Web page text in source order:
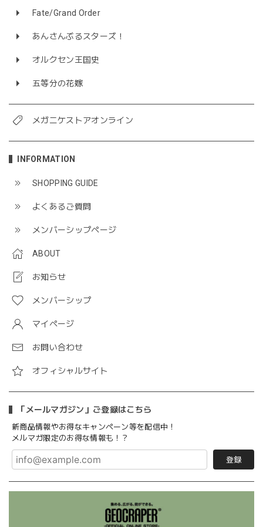
Fate/Grand Order
あんさんぶるスターズ！
オルクセン王国史
五等分の花嫁
メガニケストアオンライン
INFORMATION
SHOPPING GUIDE
よくあるご質問
メンバーシップページ
ABOUT
お知らせ
メンバーシップ
マイページ
お問い合わせ
オフィシャルサイト
「メールマガジン」ご登録はこちら
新商品情報やお得なキャンペーン等を配信中！
メルマガ限定のお得な情報も！？
登録